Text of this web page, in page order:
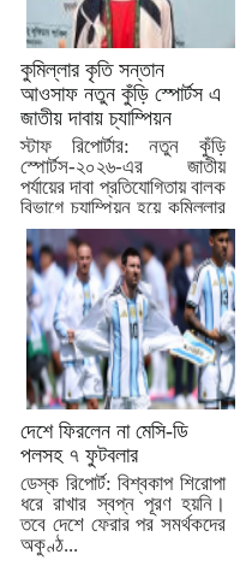
কুমিল্লার কৃতি সন্তান
আওসাফ নতুন কুঁড়ি স্পোর্টস এ
জাতীয় দাবায় চ্যাম্পিয়ন
স্টাফ রিপোর্টার: নতুন কুঁড়ি
স্পোর্টস-২০২৬-এর জাতীয়
পর্যায়ের দাবা প্রতিযোগিতায় বালক
বিভাগে চ্যাম্পিয়ন হয়ে কুমিল্লার
জন্য...
দেশে ফিরলেন না মেসি-ডি
পলসহ ৭ ফুটবলার
ডেস্ক রিপোর্ট: বিশ্বকাপ শিরোপা
ধরে রাখার স্বপ্ন পূরণ হয়নি।
তবে দেশে ফেরার পর সমর্থকদের
অকুণ্ঠ...